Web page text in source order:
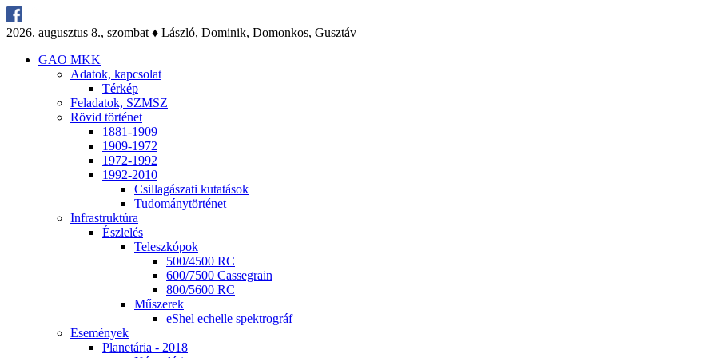
2026. au­gusz­tus 8., szom­bat ♦ Lász­ló, Do­mi­nik, Do­mon­kos, Gusz­táv
GAO MKK
Ada­tok, kap­cso­lat
Tér­kép
Fel­ada­tok, SZMSZ
Rö­vid tör­té­net
1881-1909
1909-1972
1972-1992
1992-2010
Csil­la­gá­sza­ti ku­ta­tá­sok
Tu­do­mány­tör­té­net
Inf­ra­struk­tú­ra
Ész­le­lés
Te­lesz­kó­pok
500/4500 RC
600/7500 Cas­seg­ra­in
800/5600 RC
Mű­sze­rek
eS­hel echel­le spekt­ro­gráf
Ese­mé­nyek
Pla­ne­tá­ria - 2018